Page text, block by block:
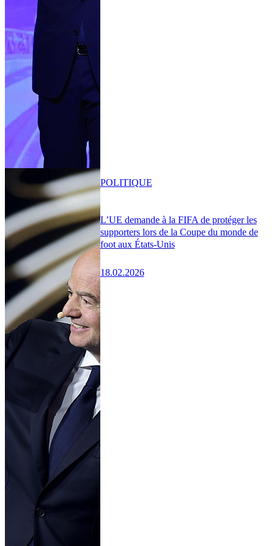
L’UE demande à la FIFA de protéger les
supporters lors de la Coupe du monde de
foot aux États-Unis
18.02.2026
POLITIQUE